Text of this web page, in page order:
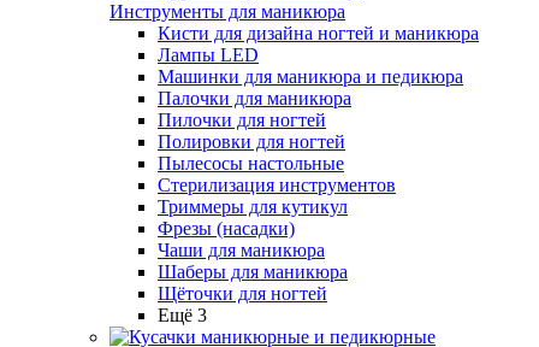
Инструменты для маникюра
Кисти для дизайна ногтей и маникюра
Лампы LED
Машинки для маникюра и педикюра
Палочки для маникюра
Пилочки для ногтей
Полировки для ногтей
Пылесосы настольные
Стерилизация инструментов
Триммеры для кутикул
Фрезы (насадки)
Чаши для маникюра
Шаберы для маникюра
Щёточки для ногтей
Ещё 3